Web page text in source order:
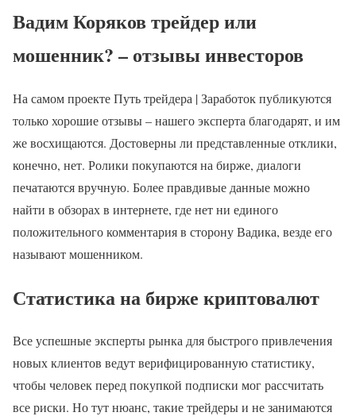
Вадим Коряков трейдер или
мошенник? – отзывы инвесторов
На самом проекте Путь трейдера | Заработок публикуются
только хорошие отзывы – нашего эксперта благодарят, и им
же восхищаются. Достоверны ли представленные отклики,
конечно, нет. Ролики покупаются на бирже, диалоги
печатаются вручную. Более правдивые данные можно
найти в обзорах в интернете, где нет ни единого
положительного комментария в сторону Вадика, везде его
называют мошенником.
Статистика на бирже криптовалют
Все успешные эксперты рынка для быстрого привлечения
новых клиентов ведут верифицированную статистику,
чтобы человек перед покупкой подписки мог рассчитать
все риски. Но тут нюанс, такие трейдеры и не занимаются